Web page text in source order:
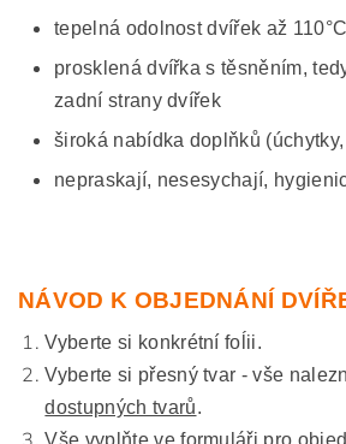
tepelná odolnost dvířek až 110°C
prosklená dvířka s těsněním,
zadní strany dvířek
široká nabídka doplňků
nepraskají, nesesychají,
NÁVOD K OBJEDNÁNÍ
Vyberte si konkrétní foĺii.
Vyberte si přesný tvar - vše
dostupných tvarů.